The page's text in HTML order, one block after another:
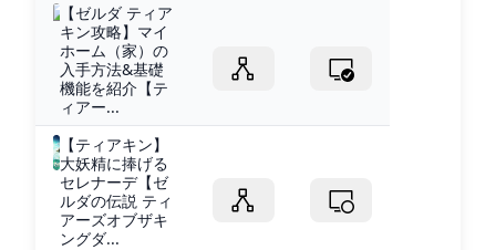
【ゼルダ ティア
キン攻略】マイ
ホーム（家）の
入手方法&基礎
機能を紹介【テ
ィアー...
【ティアキン】
大妖精に捧げる
セレナーデ【ゼ
ルダの伝説 ティ
アーズオブザキ
ングダ...